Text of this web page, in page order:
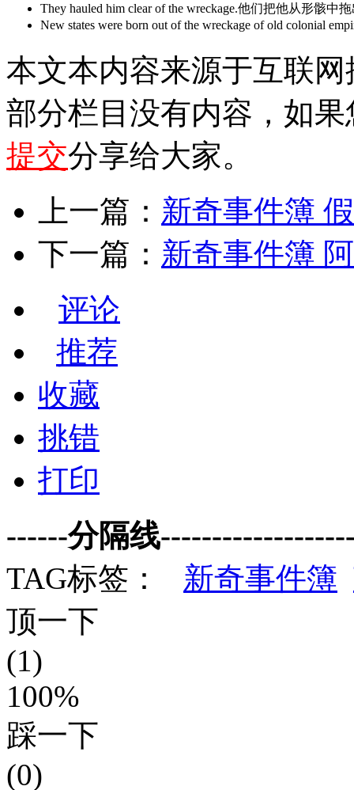
They hauled him clear of the wreckage.他们把他从形骸中
New states were born out of the wreckage of old colonial
本文本内容来源于互联
部分栏目没有内容，如
提交分享给大家。
上一篇： 新奇事件簿
下一篇： 新奇事件簿
评论
推荐
收藏
挑错
打印
------分隔线
TAG标签：
新奇事件簿
顶一下
(1)
100%
踩一下
(0)